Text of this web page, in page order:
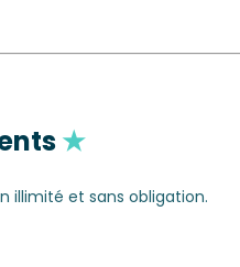
★
illimité et sans obligation.